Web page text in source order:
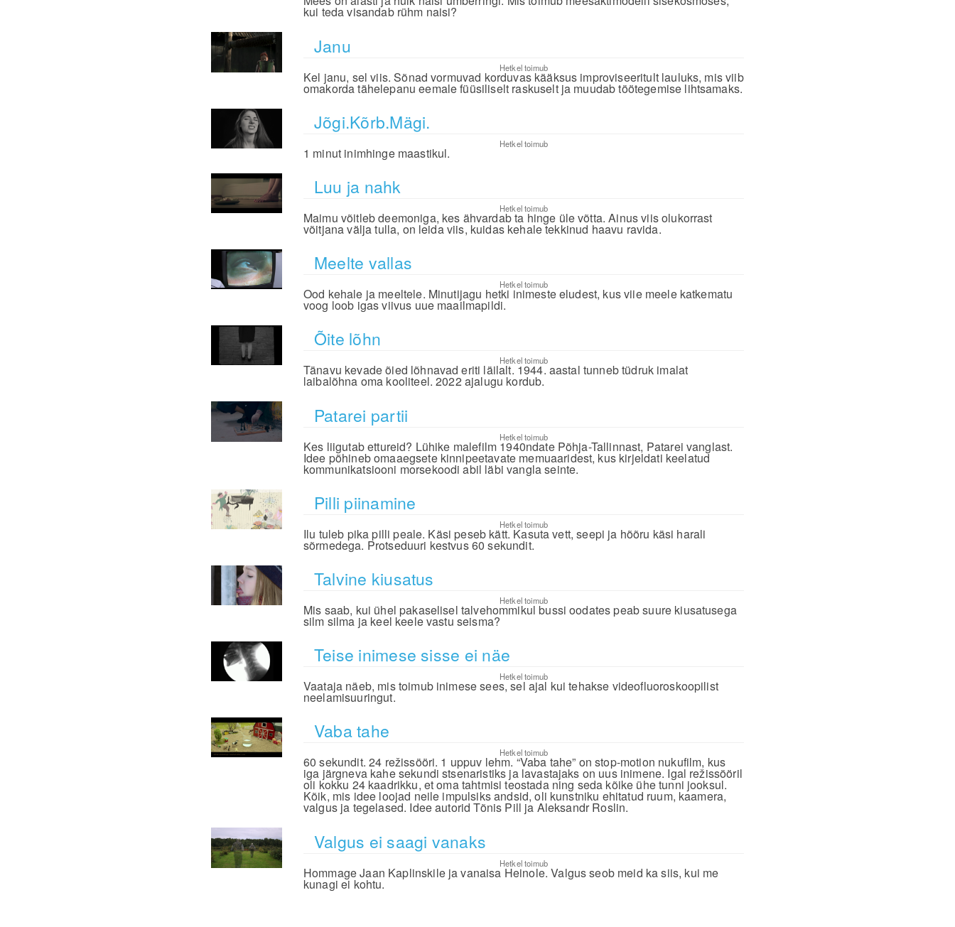
kui teda visandab rühm naisi?
Janu
Hetkel toimub
Kel janu, sel viis. Sõnad vormuvad korduvas kääksus improviseeritult lauluks, mis viib
omakorda tähelepanu eemale füüsiliselt raskuselt ja muudab töötegemise lihtsamaks.
Jõgi.Kõrb.Mägi.
Hetkel toimub
1 minut inimhinge maastikul.
Luu ja nahk
Hetkel toimub
Maimu võitleb deemoniga, kes ähvardab ta hinge üle võtta. Ainus viis olukorrast
võitjana välja tulla, on leida viis, kuidas kehale tekkinud haavu ravida.
Meelte vallas
Hetkel toimub
Ood kehale ja meeltele. Minutijagu hetki inimeste eludest, kus viie meele katkematu
voog loob igas viivus uue maailmapildi.
Õite lõhn
Hetkel toimub
Tänavu kevade õied lõhnavad eriti läilalt. 1944. aastal tunneb tüdruk imalat
laibalõhna oma kooliteel. 2022 ajalugu kordub.
Patarei partii
Hetkel toimub
Kes liigutab ettureid? Lühike malefilm 1940ndate Põhja-Tallinnast, Patarei vanglast.
Idee põhineb omaaegsete kinnipeetavate memuaaridest, kus kirjeldati keelatud
kommunikatsiooni morsekoodi abil läbi vangla seinte.
Pilli piinamine
Hetkel toimub
Ilu tuleb pika pilli peale. Käsi peseb kätt. Kasuta vett, seepi ja hõõru käsi harali
sõrmedega. Protseduuri kestvus 60 sekundit.
Talvine kiusatus
Hetkel toimub
Mis saab, kui ühel pakaselisel talvehommikul bussi oodates peab suure kiusatusega
silm silma ja keel keele vastu seisma?
Teise inimese sisse ei näe
Hetkel toimub
Vaataja näeb, mis toimub inimese sees, sel ajal kui tehakse videofluoroskoopilist
neelamisuuringut.
Vaba tahe
Hetkel toimub
60 sekundit. 24 režissööri. 1 uppuv lehm. “Vaba tahe” on stop-motion nukufilm, kus
iga järgneva kahe sekundi stsenaristiks ja lavastajaks on uus inimene. Igal režissööril
oli kokku 24 kaadrikku, et oma tahtmisi teostada ning seda kõike ühe tunni jooksul.
Kõik, mis idee loojad neile impulsiks andsid, oli kunstniku ehitatud ruum, kaamera,
valgus ja tegelased. Idee autorid Tõnis Pill ja Aleksandr Roslin.
Valgus ei saagi vanaks
Hetkel toimub
Hommage Jaan Kaplinskile ja vanaisa Heinole. Valgus seob meid ka siis, kui me
kunagi ei kohtu.